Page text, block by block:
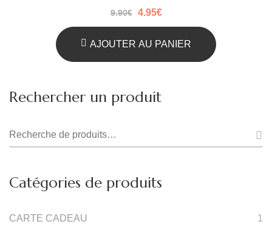
9.90€ Le
était :
9.90€.
4.95€Le
est :
4.95€.
AJOUTER AU PANIER
Rechercher un produit
Recherche
Catégories de produits
CARTE CADEAU 1